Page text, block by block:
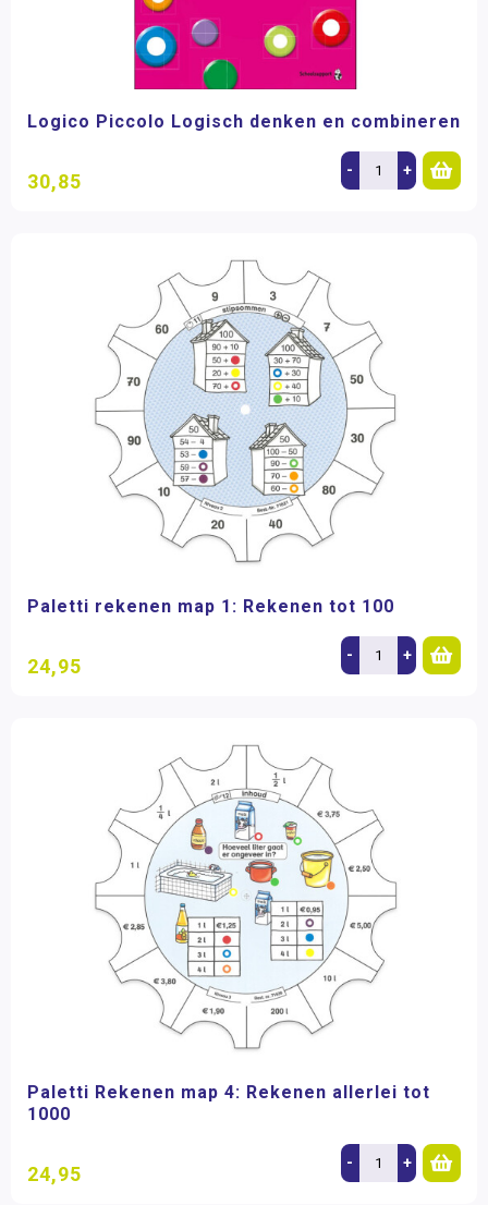
Logico Piccolo Logisch denken en combineren
30,85 - +
Paletti rekenen map 1: Rekenen tot 100
24,95 - +
Paletti Rekenen map 4: Rekenen allerlei tot
1000
24,95 - +